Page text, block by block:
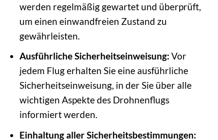
werden regelmäßig gewartet und überprüft,
um einen einwandfreien Zustand zu
gewährleisten.
Ausführliche Sicherheitseinweisung: Vor
jedem Flug erhalten Sie eine ausführliche
Sicherheitseinweisung, in der Sie über alle
wichtigen Aspekte des Drohnenflugs
informiert werden.
Einhaltung aller Sicherheitsbestimmungen: